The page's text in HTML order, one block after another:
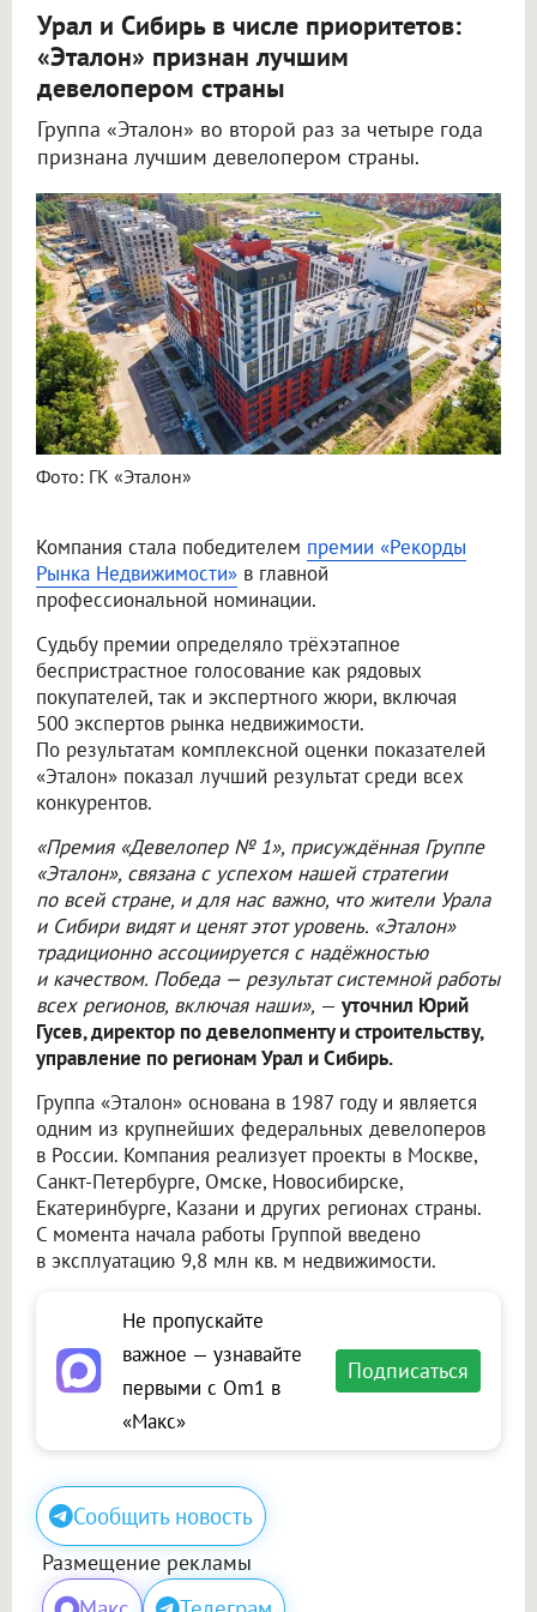
Урал и Сибирь в числе приоритетов:
«Эталон» признан лучшим
девелопером страны
Группа «Эталон» во второй раз за четыре года
признана лучшим девелопером страны.
Фото: ГК «Эталон»
Компания стала победителем премии «Рекорды
Рынка Недвижимости» в главной
профессиональной номинации.
Судьбу премии определяло трёхэтапное
беспристрастное голосование как рядовых
покупателей, так и экспертного жюри, включая
500 экспертов рынка недвижимости.
По результатам комплексной оценки показателей
«Эталон» показал лучший результат среди всех
конкурентов.
«Премия «Девелопер № 1», присуждённая Группе
«Эталон», связана с успехом нашей стратегии
по всей стране, и для нас важно, что жители Урала
и Сибири видят и ценят этот уровень. «Эталон»
традиционно ассоциируется с надёжностью
и качеством. Победа — результат системной работы
всех регионов, включая наши», — уточнил Юрий
Гусев, директор по девелопменту и строительству,
управление по регионам Урал и Сибирь.
Группа «Эталон» основана в 1987 году и является
одним из крупнейших федеральных девелоперов
в России. Компания реализует проекты в Москве,
Санкт-Петербурге, Омске, Новосибирске,
Екатеринбурге, Казани и других регионах страны.
С момента начала работы Группой введено
в эксплуатацию 9,8 млн кв. м недвижимости.
Не пропускайте
важное — узнавайте
первыми с Om1 в
«Макс»
Подписаться
Сообщить новость
Размещение рекламы